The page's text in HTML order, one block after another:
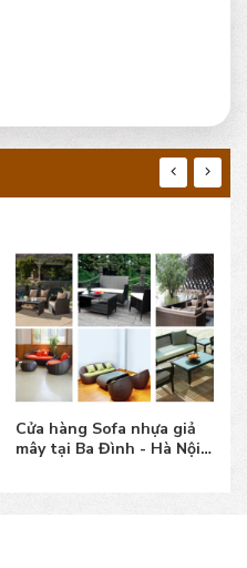
Cửa hàng Sofa nhựa giả
mây tại Ba Đình - Hà Nội